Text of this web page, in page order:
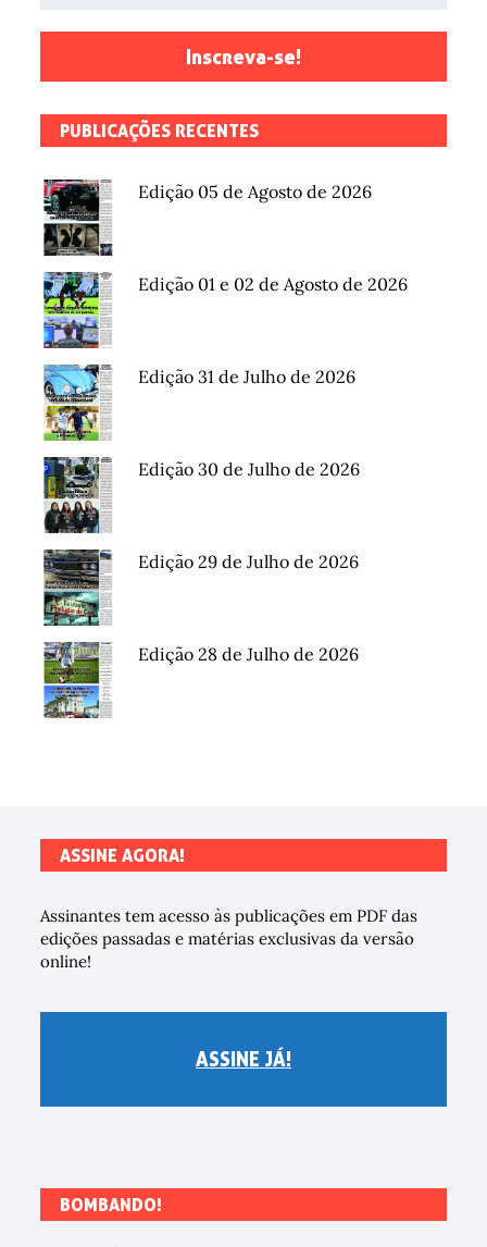
Inscreva-se!
PUBLICAÇÕES RECENTES
Edição 05 de Agosto de 2026
Edição 01 e 02 de Agosto de 2026
Edição 31 de Julho de 2026
Edição 30 de Julho de 2026
Edição 29 de Julho de 2026
Edição 28 de Julho de 2026
ASSINE AGORA!
Assinantes tem acesso às publicações em PDF das
edições passadas e matérias exclusivas da versão
online!
ASSINE JÁ!
BOMBANDO!